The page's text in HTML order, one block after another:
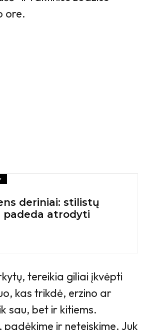
ore.
deriniai: stilistų
padeda atrodyti
tereikia giliai įkvėpti
kas trikdė, erzino ar
sau, bet ir kitiems.
ir neteiskime. Juk